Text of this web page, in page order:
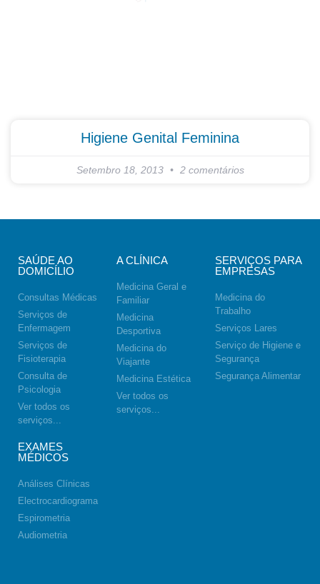
Higiene Genital Feminina
Setembro 18, 2013 2 comentários
SAÚDE AO
DOMICÍLIO
Consultas Médicas
Serviços de
Enfermagem
Serviços de
Fisioterapia
Consulta de
Psicologia
Ver todos os
serviços...
A CLÍNICA
Medicina Geral e
Familiar
Medicina
Desportiva
Medicina do
Viajante
Medicina Estética
Ver todos os
serviços...
SERVIÇOS PARA
EMPRESAS
Medicina do
Trabalho
Serviços Lares
Serviço de Higiene e
Segurança
Segurança Alimentar
EXAMES
MÉDICOS
Análises Clínicas
Electrocardiograma
Espirometria
Audiometria